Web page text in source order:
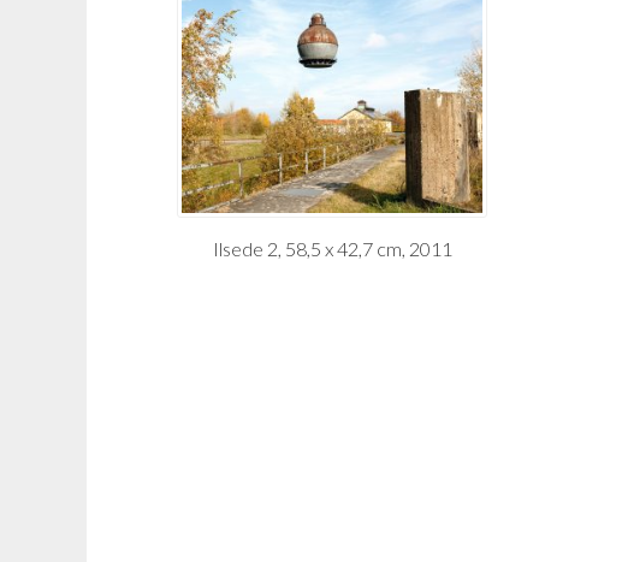
Ilsede 2, 58,5 x 42,7 cm, 2011